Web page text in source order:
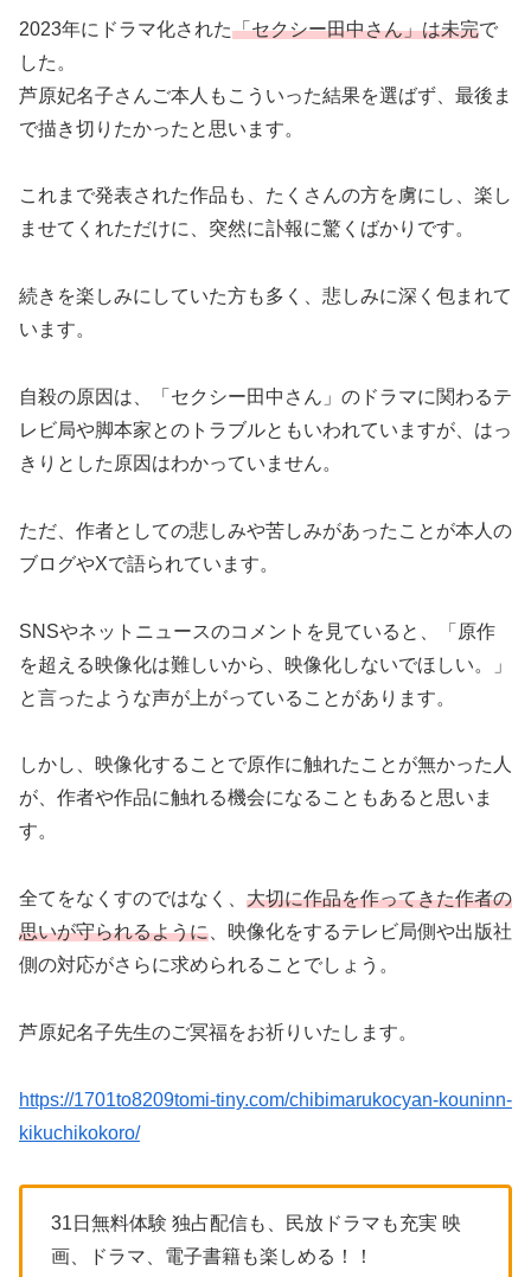
2023年にドラマ化された「セクシー田中さん」は未完で
した。
芦原妃名子さんご本人もこういった結果を選ばず、最後ま
で描き切りたかったと思います。
これまで発表された作品も、たくさんの方を虜にし、楽し
ませてくれただけに、突然に訃報に驚くばかりです。
続きを楽しみにしていた方も多く、悲しみに深く包まれて
います。
自殺の原因は、「セクシー田中さん」のドラマに関わるテ
レビ局や脚本家とのトラブルともいわれていますが、はっ
きりとした原因はわかっていません。
ただ、作者としての悲しみや苦しみがあったことが本人の
ブログやXで語られています。
SNSやネットニュースのコメントを見ていると、「原作
を超える映像化は難しいから、映像化しないでほしい。」
と言ったような声が上がっていることがあります。
しかし、映像化することで原作に触れたことが無かった人
が、作者や作品に触れる機会になることもあると思いま
す。
全てをなくすのではなく、 大切に作品を作ってきた作者の
思いが守られるように 、映像化をするテレビ局側や出版社
側の対応がさらに求められることでしょう。
芦原妃名子先生のご冥福をお祈りいたします。
https://1701to8209tomi-tiny.com/chibimarukocyan-kouninn-
kikuchikokoro/
31日無料体験 独占配信も、民放ドラマも充実 映
画、ドラマ、電子書籍も楽しめる！！